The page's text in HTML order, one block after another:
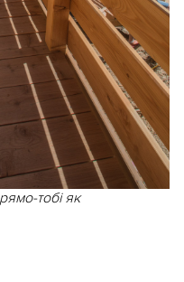
тобі як